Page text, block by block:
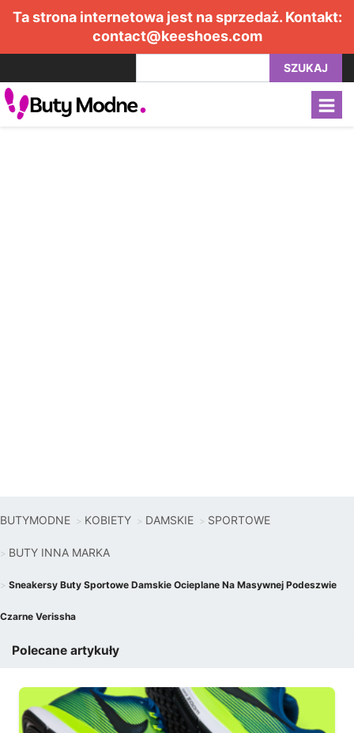
Ta strona internetowa jest na sprzedaż. Kontakt:
contact@keeshoes.com
SZUKAJ
BUTYMODNE KOBIETY DAMSKIE SPORTOWE
BUTY INNA MARKA
Sneakersy Buty Sportowe Damskie Ocieplane Na Masywnej Podeszwie
Czarne Verissha
Polecane artykuły